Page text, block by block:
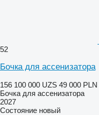
52
Бочка для ассенизатора
156 100 000 UZS 49 000 PLN
Бочка для ассенизатора
2027
Состояние новый